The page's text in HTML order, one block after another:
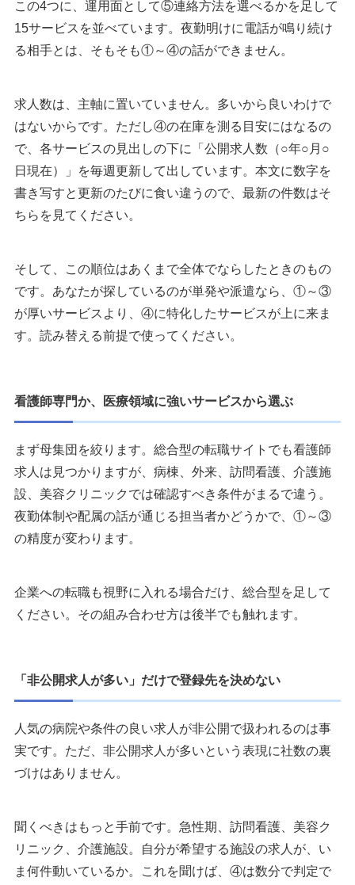
1：doda
2：リクルートエージェント
看護師転職サイトと合わせて見るべき公的サービス・口コミ
サイト
1：eナースセンター
2：ハローワーク
3：medico（メディコ）
デメリット：担当者ひとりに左右される
看護師転職サイトを利用する流れ
Q：看護師の転職サイトランキングは何を基準に見ればい
Q：登録せず求人情報だけ見ることはできますか？
Q：看護師転職サイトの最大手はどこですか？
Q：看護師の3大転職サイトはどこですか？
Q：転職サイトはすべて無料で使えますか？
Q：看護師転職サイトでお祝い金（転職祝い金）はもらえ
Q：電話なしで利用できますか？
Q：看護師転職サイトは何社登録すべきですか？
Q：転職した看護師の離職率は高いのですか？
Q：すぐに転職しなくても利用できますか？
看護師転職サイト比較・一覧表
まとめ
この4つに、運用面として⑤連絡方法を選べるかを足して
15サービスを並べています。夜勤明けに電話が鳴り続け
る相手とは、そもそも①～④の話ができません。
求人数は、主軸に置いていません。多いから良いわけで
はないからです。ただし④の在庫を測る目安にはなるの
で、各サービスの見出しの下に「公開求人数（○年○月○
日現在）」を毎週更新して出しています。本文に数字を
書き写すと更新のたびに食い違うので、最新の件数はそ
ちらを見てください。
そして、この順位はあくまで全体でならしたときのもの
です。あなたが探しているのが単発や派遣なら、①～③
が厚いサービスより、④に特化したサービスが上に来ま
す。読み替える前提で使ってください。
看護師専門か、医療領域に強いサービスから選ぶ
まず母集団を絞ります。総合型の転職サイトでも看護師
求人は見つかりますが、病棟、外来、訪問看護、介護施
設、美容クリニックでは確認すべき条件がまるで違う。
夜勤体制や配属の話が通じる担当者かどうかで、①～③
の精度が変わります。
企業への転職も視野に入れる場合だけ、総合型を足して
ください。その組み合わせ方は後半でも触れます。
「非公開求人が多い」だけで登録先を決めない
人気の病院や条件の良い求人が非公開で扱われるのは事
実です。ただ、非公開求人が多いという表現に社数の裏
づけはありません。
聞くべきはもっと手前です。急性期、訪問看護、美容ク
リニック、介護施設。自分が希望する施設の求人が、い
ま何件動いているか。これを聞けば、④は数分で判定で